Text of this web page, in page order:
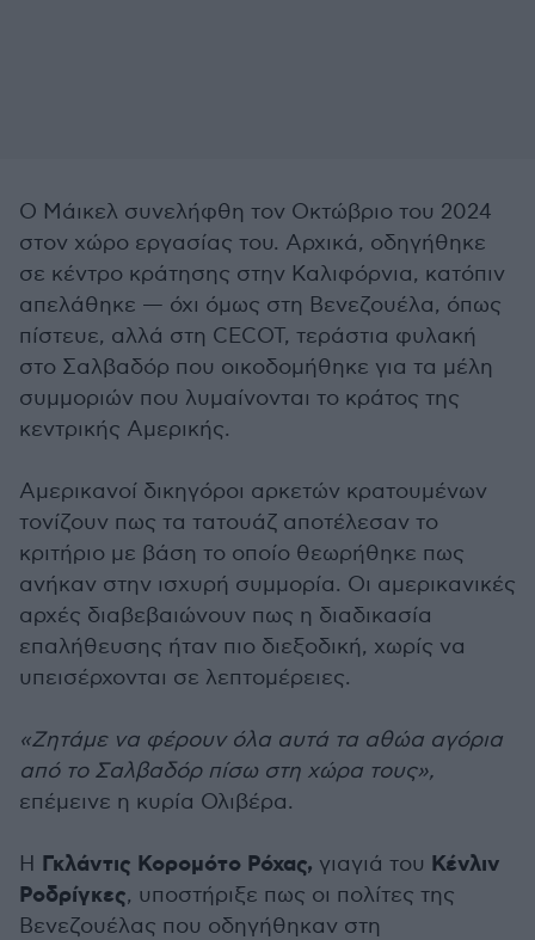
Ο Μάικελ συνελήφθη τον Οκτώβριο του 2024
στον χώρο εργασίας του. Αρχικά, οδηγήθηκε
σε κέντρο κράτησης στην Καλιφόρνια, κατόπιν
απελάθηκε — όχι όμως στη Βενεζουέλα, όπως
πίστευε, αλλά στη CECOT, τεράστια φυλακή
στο Σαλβαδόρ που οικοδομήθηκε για τα μέλη
συμμοριών που λυμαίνονται το κράτος της
κεντρικής Αμερικής.
Αμερικανοί δικηγόροι αρκετών κρατουμένων
τονίζουν πως τα τατουάζ αποτέλεσαν το
κριτήριο με βάση το οποίο θεωρήθηκε πως
ανήκαν στην ισχυρή συμμορία. Οι αμερικανικές
αρχές διαβεβαιώνουν πως η διαδικασία
επαλήθευσης ήταν πιο διεξοδική, χωρίς να
υπεισέρχονται σε λεπτομέρειες.
«Ζητάμε να φέρουν όλα αυτά τα αθώα αγόρια
από το Σαλβαδόρ πίσω στη χώρα τους»,
επέμεινε η κυρία Ολιβέρα.
Η Γκλάντις Κορομότο Ρόχας, γιαγιά του Κένλιν
Ροδρίγκες, υποστήριξε πως οι πολίτες της
Βενεζουέλας που οδηγήθηκαν στη